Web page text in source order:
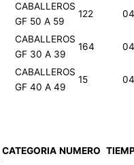
CABALLEROS
GF 50 A 59
122
CABALLEROS
GF 30 A 39
164
CABALLEROS
GF 40 A 49
15
CATEGORIA NUMERO